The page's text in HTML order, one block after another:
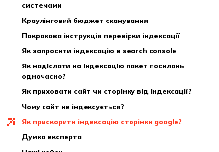
системами
краулінговий бюджет сканування
покрокова інструкція перевірки індексації
як запросити індексацію в search console
як надіслати на індексацію пакет посилань
одночасно?
як приховати сайт чи сторінку від індексації?
чому сайт не індексується?
як прискорити індексацію сторінки google?
думка експерта